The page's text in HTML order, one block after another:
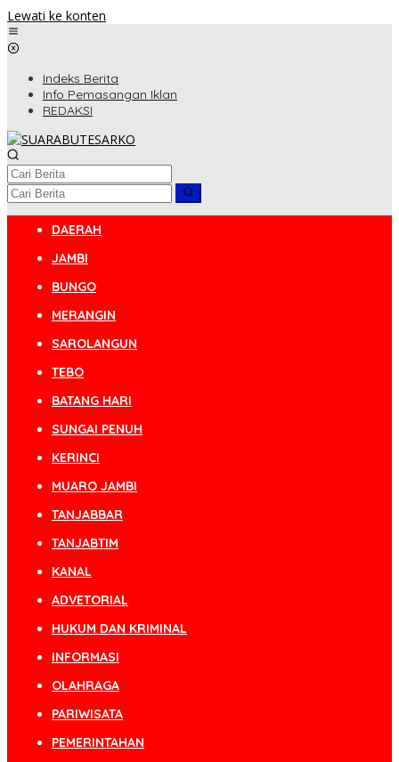
Lewati ke konten
Indeks Berita
Info Pemasangan Iklan
REDAKSI
DAERAH
JAMBI
BUNGO
MERANGIN
SAROLANGUN
TEBO
BATANG HARI
SUNGAI PENUH
KERINCI
MUARO JAMBI
TANJABBAR
TANJABTIM
KANAL
ADVETORIAL
HUKUM DAN KRIMINAL
INFORMASI
OLAHRAGA
PARIWISATA
PEMERINTAHAN